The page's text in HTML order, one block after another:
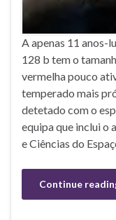
A apenas 11 anos-
128 b tem o
vermelha pouco
temperado mais
detetado com o
equipa que inclui
e Ciências do
Continue